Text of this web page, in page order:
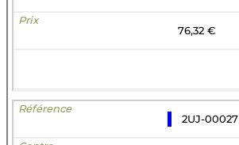
76,32 €
2UJ-00027